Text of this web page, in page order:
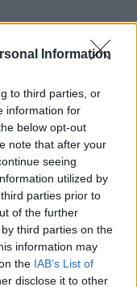
Information
to third parties, or
information for
below opt-out
note that after your
seeing
utilized by
parties prior to
of the further
third parties on the
information may
the IAB’s List of
disclose it to other